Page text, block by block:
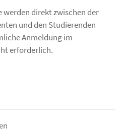
werden direkt zwischen der
und den Studierenden
Anmeldung im
erforderlich.